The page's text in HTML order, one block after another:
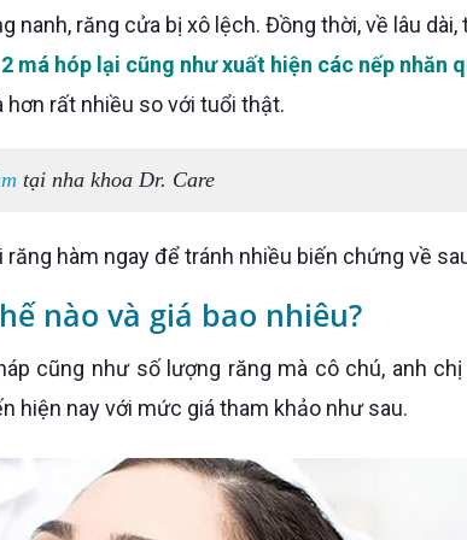
2 má hóp lại cũng như xuất hiện các nếp nhăn
hơn rất nhiều so với tuổi thật.
tại nha khoa Dr. Care
hàm ngay để tránh nhiều biến chứng về
nào và giá bao nhiêu?
hiện nay với mức giá tham khảo như sau.